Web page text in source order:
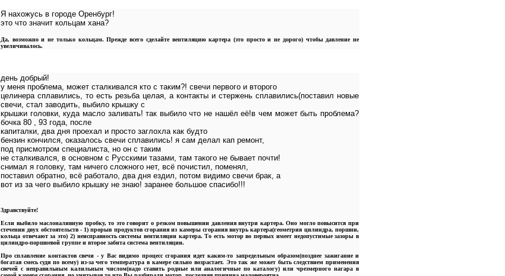
Я нахожусь в городе Оренбург!
это что значит кольцам хана?
Да, возможно и не только кольцам. Прежде всего сделайте вентиляцию картера (это просто и не дорого) чтобы давление не
увеличивалось.
день добрый!
у меня проблема, может сталкивался кто с таким?! свечи первого и второго
целинера сплавились, то есть резьба целая, а контакты и стержень сплавились(поставил новые
свечи, стал заводить, выбило крышку с
крышки головки, куда масло заливать! так выбило что не нашёл её!в чем может быть проблема?
бочка 80 , 93 года, после
капиталки, два дня проехал и просто заглохла как будто
бензин кончился, оказалось свечи сплавились! я сам делал кап ремонт,
под присмотром специалиста, но он с таким
не сталкивался, в основном с Русскими тазами, там такого не бывает почти!
снимал я головку, там ничего сложного нет, всё почистил, поменял,
поставил обратно, всё работало, два дня ездил, потом видимо свечи брак, а
вот из за чего выбило крышку не знаю! заранее большое спасибо!!!
Здравствуйте!
Если выбило маслоналивную пробку, то это говорит о резком повышении давления внутри картера. Оно могло повысится при
стечении двух обстоятельств - 1) прорыв продуктов сгорания из камеры сгорания внутрь картера(геометрия цилиндра, поршни,
кольца отвечают за это) 2) неисправность системы вентиляции картера. То есть мотор во первых имеет недопустимые зазоры в
цилиндро-поршневой группе и второе забита система вентиляции.
Про сплавление контактов свечи - у Вас видимо процесс сгорания идет каким-то запредельным образом(позднее зажигание и
богатая смесь судя по всему) из-за чего температура в камере сильно возрастает. Это так же может быть следствием применения
свечей с неправильным калильным числом(надо ставить родные или аналогичные по каталогу) или чрезмерного нагара в